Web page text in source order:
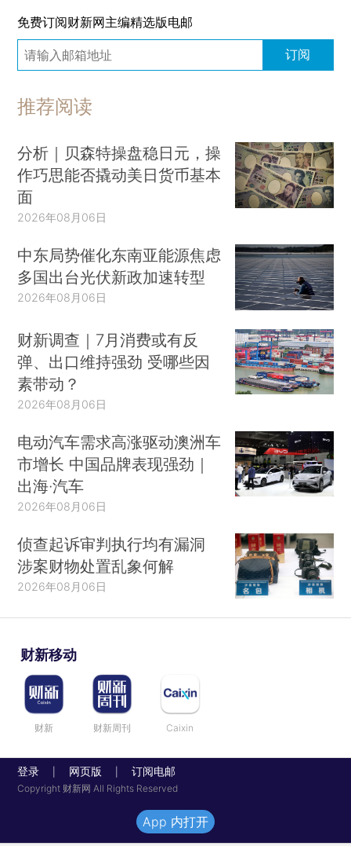
免费订阅财新网主编精选版电邮
订阅
推荐阅读
分析｜贝森特操盘稳日元，操
作巧思能否撬动美日货币基本
面
2026年08月06日
中东局势催化东南亚能源焦虑
多国出台光伏新政加速转型
2026年08月06日
财新调查｜7月消费或有反
弹、出口维持强劲 受哪些因
素带动？
2026年08月06日
电动汽车需求高涨驱动澳洲车
市增长 中国品牌表现强劲｜
出海·汽车
2026年08月06日
侦查起诉审判执行均有漏洞
涉案财物处置乱象何解
2026年08月06日
财新移动
财新 财新周刊 Caixin
登录 网页版 订阅电邮
Copyright 财新网 All Rights Reserved
App 内打开